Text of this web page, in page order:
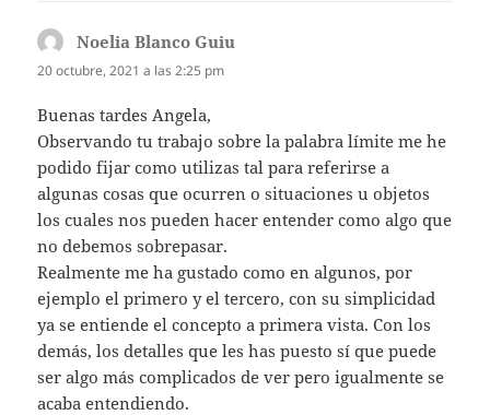
Noelia Blanco Guiu
20 octubre, 2021 a las 2:25 pm
Buenas tardes Angela,
Observando tu trabajo sobre la palabra límite me he
podido fijar como utilizas tal para referirse a
algunas cosas que ocurren o situaciones u objetos
los cuales nos pueden hacer entender como algo que
no debemos sobrepasar.
Realmente me ha gustado como en algunos, por
ejemplo el primero y el tercero, con su simplicidad
ya se entiende el concepto a primera vista. Con los
demás, los detalles que les has puesto sí que puede
ser algo más complicados de ver pero igualmente se
acaba entendiendo.